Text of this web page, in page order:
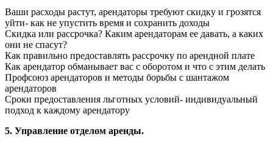
Ваши расходы растут, арендаторы требуют скидку и грозятся
уйти- как не упустить время и сохранить доходы
Скидка или рассрочка? Каким арендаторам ее давать, а каких
они не спасут?
Как правильно предоставлять рассрочку по арендной плате
Как арендатор обманывает вас с оборотом и что с этим делать
Профсоюз арендаторов и методы борьбы с шантажом
арендаторов
Сроки предоставления льготных условий- индивидуальный
подход к каждому арендатору
5. Управление отделом аренды.